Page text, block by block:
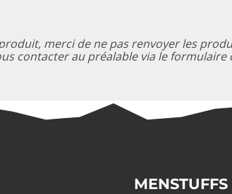
merci de ne pas renvoyer les
contacter au préalable via le
MENSTUFFS